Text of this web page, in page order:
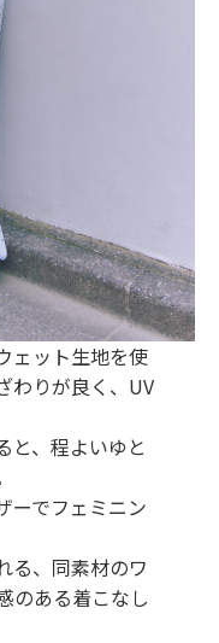
ェット生地を使
わりが良く、UV
と、程よいゆと
ーでフェミニン
る、同素材のワ
のある着こなし